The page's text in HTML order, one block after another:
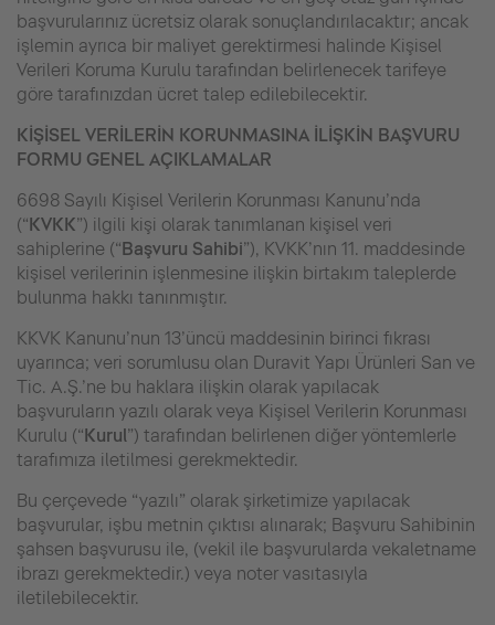
başvurularınız ücretsiz olarak sonuçlandırılacaktır; ancak
işlemin ayrıca bir maliyet gerektirmesi halinde Kişisel
Verileri Koruma Kurulu tarafından belirlenecek tarifeye
göre tarafınızdan ücret talep edilebilecektir.
KİŞİSEL VERİLERİN KORUNMASINA İLİŞKİN BAŞVURU
FORMU GENEL AÇIKLAMALAR
6698 Sayılı Kişisel Verilerin Korunması Kanunu’nda
(“KVKK”) ilgili kişi olarak tanımlanan kişisel veri
sahiplerine (“Başvuru Sahibi”), KVKK’nın 11. maddesinde
kişisel verilerinin işlenmesine ilişkin birtakım taleplerde
bulunma hakkı tanınmıştır.
KKVK Kanunu’nun 13’üncü maddesinin birinci fıkrası
uyarınca; veri sorumlusu olan Duravit Yapı Ürünleri San ve
Tic. A.Ş.’ne bu haklara ilişkin olarak yapılacak
başvuruların yazılı olarak veya Kişisel Verilerin Korunması
Kurulu (“Kurul”) tarafından belirlenen diğer yöntemlerle
tarafımıza iletilmesi gerekmektedir.
Bu çerçevede “yazılı” olarak şirketimize yapılacak
başvurular, işbu metnin çıktısı alınarak; Başvuru Sahibinin
şahsen başvurusu ile, (vekil ile başvurularda vekaletname
ibrazı gerekmektedir.) veya noter vasıtasıyla
iletilebilecektir.